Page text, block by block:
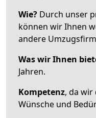
Wie? Durch unser
können wir Ihnen
andere
Was wir Ihnen
Jahren.
Kompetenz, da
Wünsche und